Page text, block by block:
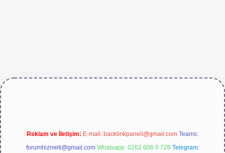
Reklam ve İletişim: E-mail: backlinkpaneli@gmail.com Teams:
forumhizmeti@gmail.com Whatsapp: 0262 606 0 726 Telegram: